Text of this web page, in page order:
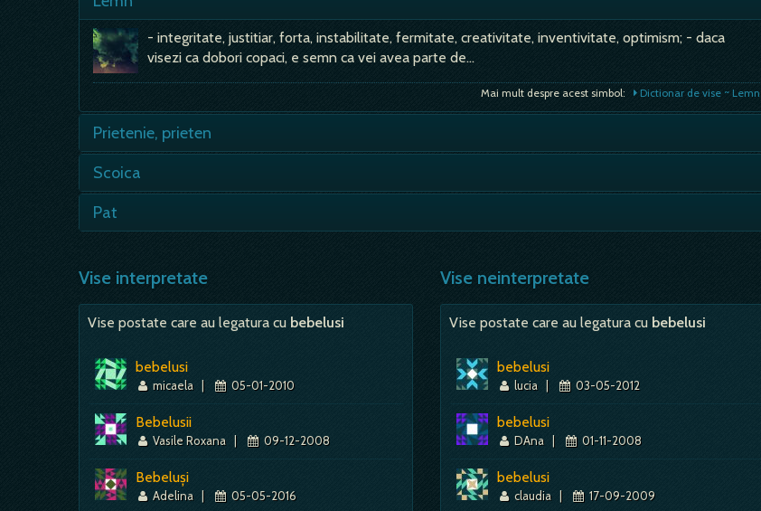
- integritate, justitiar, forta, instabilitate, fermitate, creativitate, inventivitate, optimism; - daca
visezi ca dobori copaci, e semn ca vei avea parte de…
Mai mult despre acest simbol: Dictionar de vise ~ Lemn
Prietenie, prieten
sufletesc, iar visul vine…
Scoica
evoca matricea principiului feminin, si a fecunditatii.…
Pat
Mai mult despre acest simbol: Dictionar de vise ~ Pat
Vise interpretate
Vise postate care au legatura cu bebelusi
bebelusi
micaela | 05-01-2010
Bebelusii
Vasile Roxana | 09-12-2008
Bebeluşi
Adelina | 05-05-2016
Vise neinterpretate
Vise postate care au legatura cu bebelusi
bebelusi
lucia | 03-05-2012
bebelusi
DAna | 01-11-2008
bebelusi
claudia | 17-09-2009